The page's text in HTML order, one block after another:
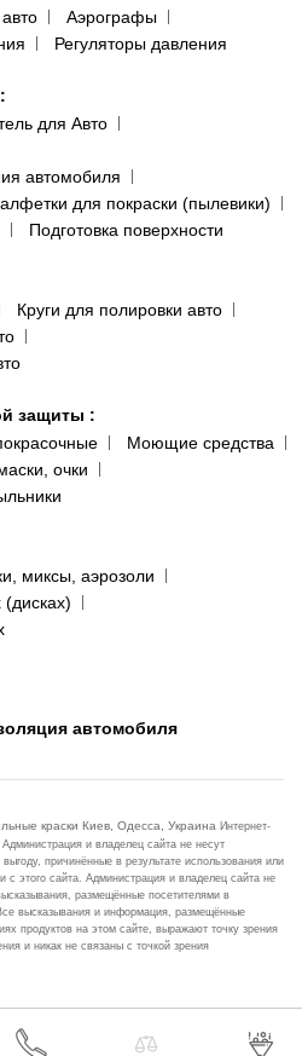
Аэрографы
Регуляторы давления
:
для Авто
автомобиля
для покраски (пылевики)
Подготовка поверхности
Круги для полировки авто
защиты :
Моющие средства
очки
миксы, аэрозоли
(дисках)
автомобиля
краски Киев, Одесса, Украина Интернет-
и владелец сайта не несут
причинённые в результате использования или
с этого сайта. Администрация и владелец сайта не
размещённые посетителями в
высказывания и информация, размещённые
продуктов на этом сайте, выражают точку зрения
и никак не связаны с точкой зрения